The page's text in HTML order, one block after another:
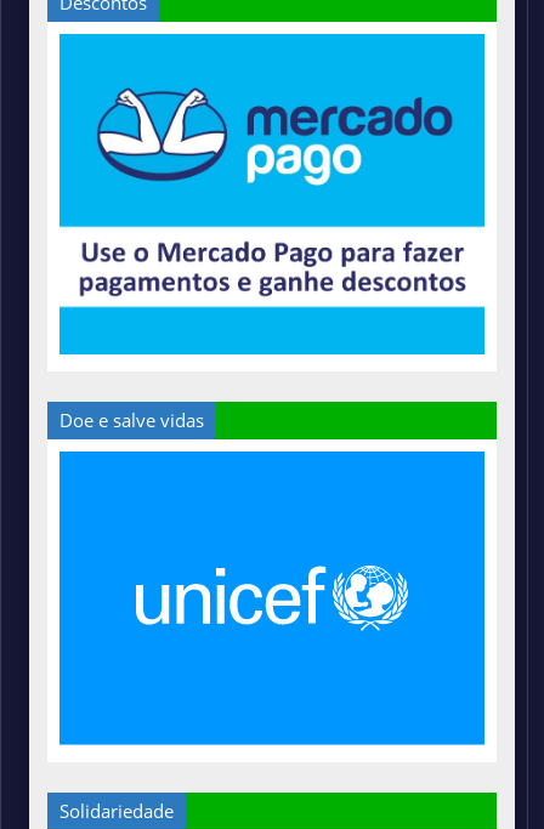
Doe e salve vidas
Solidariedade